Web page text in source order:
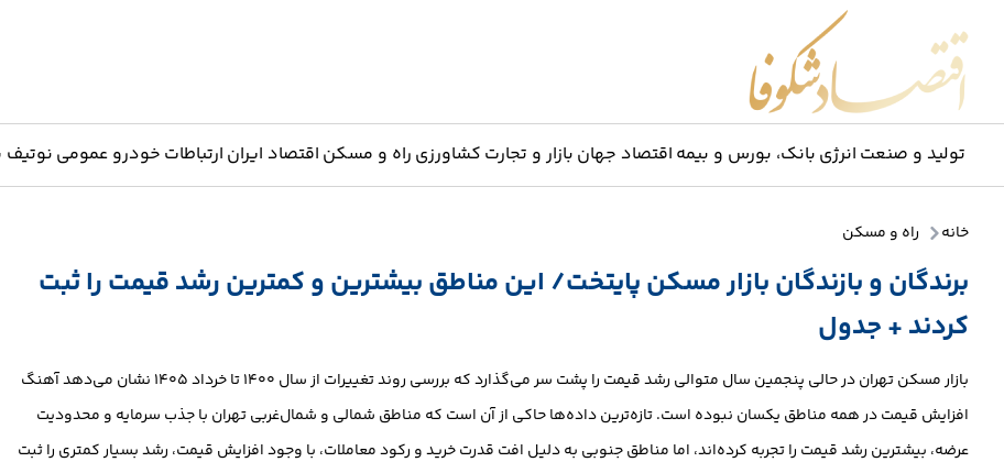
تولید و صنعت انرژی بانک، بورس و بیمه اقتصاد جهان بازار و تجارت کشاورزی راه و مسکن اقتصاد ایران ارتباطات خودرو عمومی نوتیف
خانه راه و مسکن
برندگان و بازندگان بازار مسکن پایتخت/ این مناطق بیشترین و کمترین رشد قیمت را ثبت
کردند + جدول
بازار مسکن تهران در حالی پنجمین سال متوالی رشد قیمت را پشت سر می‌گذارد که بررسی روند تغییرات از سال ۱۴۰۰ تا خرداد ۱۴۰۵ نشان می‌دهد آهنگ
افزایش قیمت در همه مناطق یکسان نبوده است. تازه‌ترین داده‌ها حاکی از آن است که مناطق شمالی و شمال‌غربی تهران با جذب سرمایه و محدودیت
عرضه، بیشترین رشد قیمت را تجربه کرده‌اند، اما مناطق جنوبی به دلیل افت قدرت خرید و رکود معاملات، با وجود افزایش قیمت، رشد بسیار کمتری را ثبت